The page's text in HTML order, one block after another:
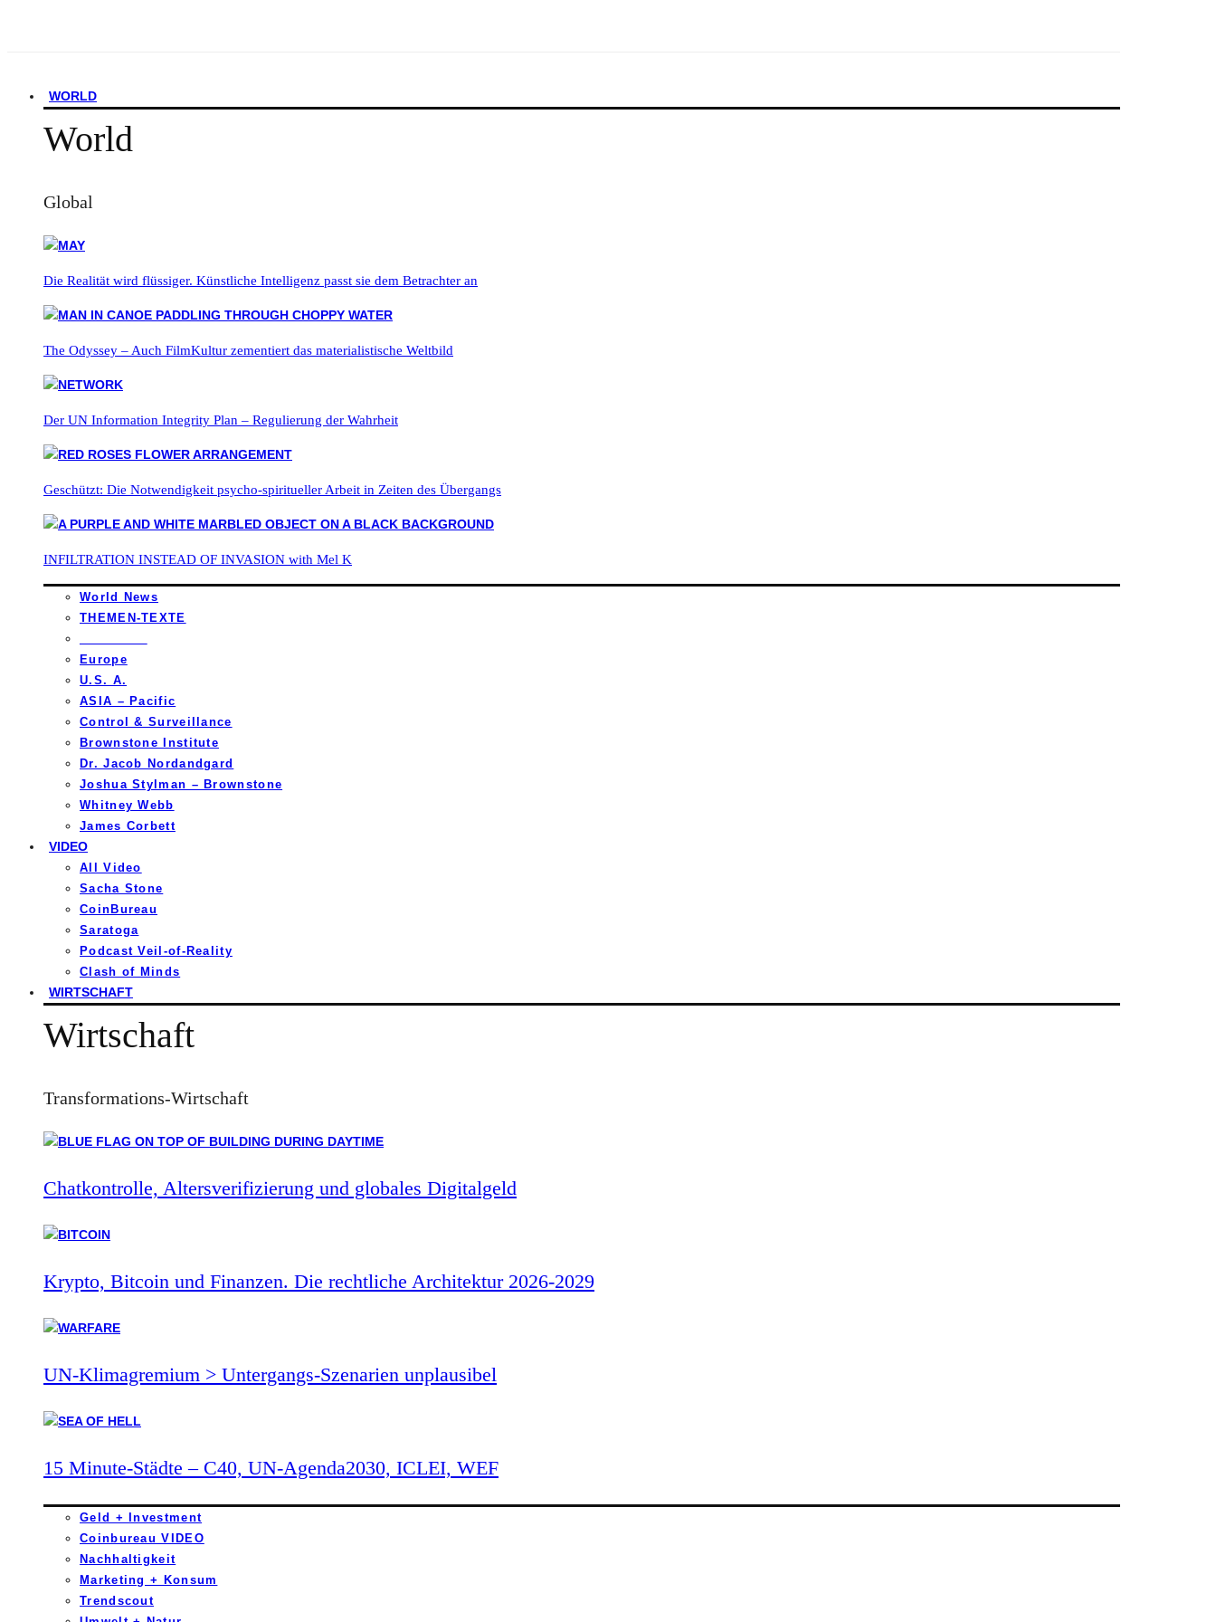
WORLD
World
Global
Die Realität wird flüssiger. Künstliche Intelligenz passt sie dem Betrachter an
The Odyssey – Auch FilmKultur zementiert das materialistische Weltbild
Der UN Information Integrity Plan – Regulierung der Wahrheit
Geschützt: Die Notwendigkeit psycho-spiritueller Arbeit in Zeiten des Übergangs
INFILTRATION INSTEAD OF INVASION with Mel K
World News
THEMEN-TEXTE
Europe
U.S. A.
ASIA – Pacific
Control & Surveillance
Brownstone Institute
Dr. Jacob Nordandgard
Joshua Stylman – Brownstone
Whitney Webb
James Corbett
VIDEO
All Video
Sacha Stone
CoinBureau
Saratoga
Podcast Veil-of-Reality
Clash of Minds
WIRTSCHAFT
Wirtschaft
Transformations-Wirtschaft
Chatkontrolle, Altersverifizierung und globales Digitalgeld
Krypto, Bitcoin und Finanzen. Die rechtliche Architektur 2026-2029
UN-Klimagremium > Untergangs-Szenarien unplausibel
15 Minute-Städte – C40, UN-Agenda2030, ICLEI, WEF
Geld + Investment
Coinbureau VIDEO
Nachhaltigkeit
Marketing + Konsum
Trendscout